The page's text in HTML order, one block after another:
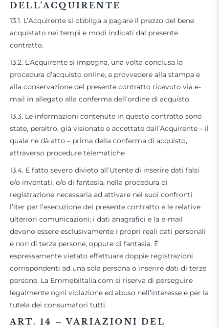
DELL’ACQUIRENTE
13.1. L’Acquirente si obbliga a pagare il prezzo del bene
acquistato nei tempi e modi indicati dal presente
contratto.
13.2. L’Acquirente si impegna, una volta conclusa la
procedura d’acquisto online, a provvedere alla stampa e
alla conservazione del presente contratto ricevuto via e-
mail in allegato alla conferma dell’ordine di acquisto.
13.3. Le informazioni contenute in questo contratto sono
state, peraltro, già visionate e accettate dall’Acquirente – il
quale ne dà atto – prima della conferma di acquisto,
attraverso procedure telematiche
13.4. È fatto severo divieto all’Utente di inserire dati falsi
e/o inventati, e/o di fantasia, nella procedura di
registrazione necessaria ad attivare nei suoi confronti
l’iter per l’esecuzione del presente contratto e le relative
ulteriori comunicazioni; i dati anagrafici e la e-mail
devono essere esclusivamente i propri reali dati personali
e non di terze persone, oppure di fantasia. È
espressamente vietato effettuare doppie registrazioni
corrispondenti ad una sola persona o inserire dati di terze
persone. La EmmebiItalia.com si riserva di perseguire
legalmente ogni violazione ed abuso nell’interesse e per la
tutela dei consumatori tutti.
ART. 14 – VARIAZIONI DEL